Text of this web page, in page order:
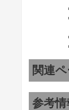
関連
参考情